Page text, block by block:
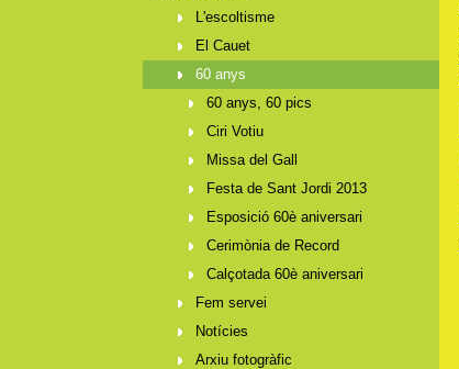
L'escoltisme
El Cauet
60 anys
60 anys, 60 pics
Ciri Votiu
Missa del Gall
Festa de Sant Jordi 2013
Esposició 60è aniversari
Cerimònia de Record
Calçotada 60è aniversari
Fem servei
Notícies
Arxiu fotogràfic